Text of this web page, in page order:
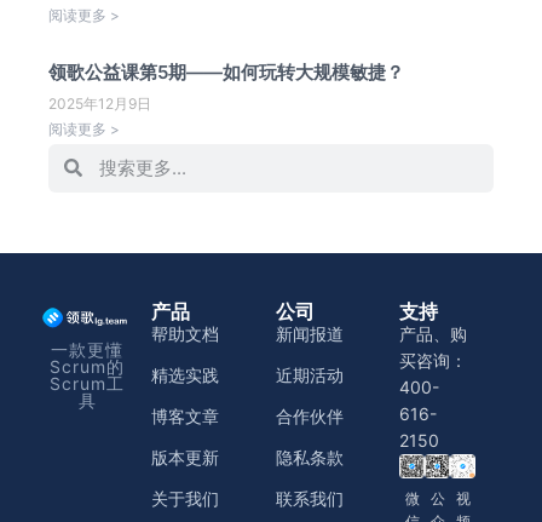
阅读更多 >
领歌公益课第5期——如何玩转大规模敏捷？
2025年12月9日
阅读更多 >
一款更懂
Scrum的
Scrum工
具
产品
帮助文档
精选实践
博客文章
版本更新
关于我们
公司
新闻报道
近期活动
合作伙伴
隐私条款
联系我们
支持
产品、购
买咨询：
400-
616-
2150
微
公
视